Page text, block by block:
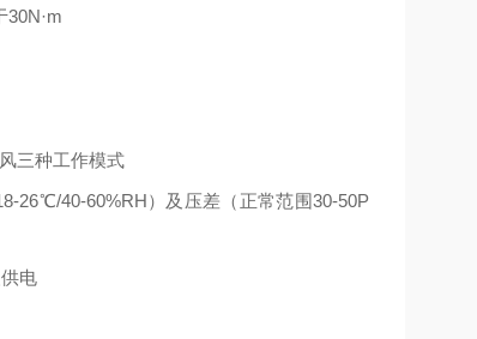
30N·m
三种工作模式
26℃/40-60%RH）及压差（正常范围30-50P
电